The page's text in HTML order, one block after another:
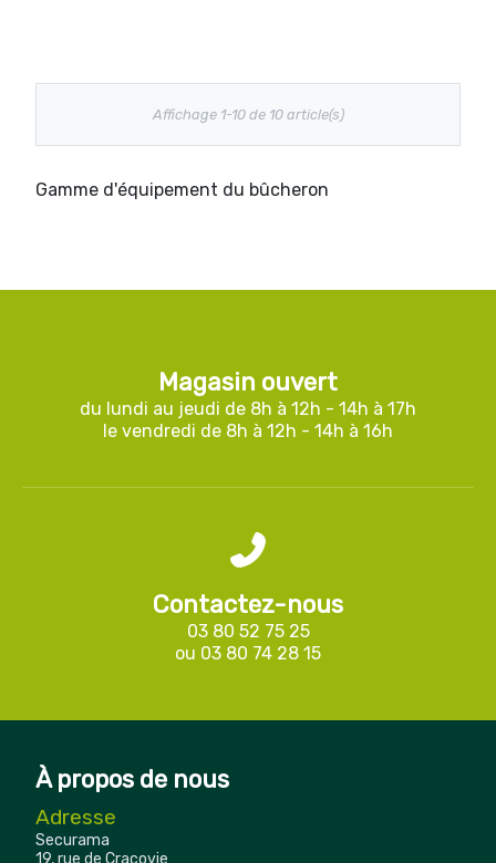
Affichage 1-10 de 10 article(s)
Gamme d'équipement du bûcheron
Magasin ouvert
du lundi au jeudi de 8h à 12h - 14h à 17h
le vendredi de 8h à 12h - 14h à 16h
Contactez-nous
03 80 52 75 25
ou 03 80 74 28 15
À propos de nous
Adresse
Securama
19, rue de Cracovie